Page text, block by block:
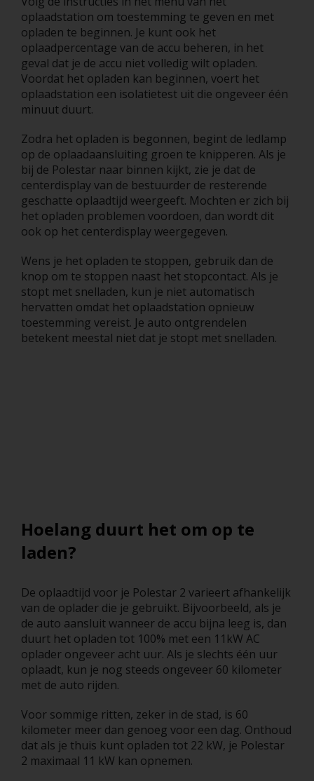
oplaadstation om toestemming te geven en met
opladen te beginnen. Je kunt ook het
oplaadpercentage van de accu beheren, in het
geval dat je de accu niet volledig wilt opladen.
Voordat het opladen kan beginnen, voert het
oplaadstation een isolatietest uit die ongeveer één
minuut duurt.
Zodra het opladen is begonnen, begint de ledlamp
op de oplaadaansluiting groen te knipperen. Als je
bij de Polestar naar binnen kijkt, zie je dat de
centerdisplay van de bestuurder de resterende
geschatte oplaadtijd weergeeft. Mochten er zich bij
het opladen problemen voordoen, dan wordt dit
ook op het centerdisplay weergegeven.
Wens je het opladen te stoppen, gebruik dan de
knop om te stoppen naast het stopcontact. Als je
stopt met snelladen, kun je niet automatisch
hervatten omdat het oplaadstation opnieuw
toestemming vereist. Je auto ontgrendelen
betekent meestal niet dat je stopt met snelladen.
Hoelang duurt het om op te
laden?
De oplaadtijd voor je Polestar 2 varieert afhankelijk
van de oplader die je gebruikt. Bijvoorbeeld, als je
de auto aansluit wanneer de accu bijna leeg is, dan
duurt het opladen tot 100% met een 11kW AC
oplader ongeveer acht uur. Als je slechts één uur
oplaadt, kun je nog steeds ongeveer 60 kilometer
met de auto rijden.
Voor sommige ritten, zeker in de stad, is 60
kilometer meer dan genoeg voor een dag. Onthoud
dat als je thuis kunt opladen tot 22 kW, je Polestar
2 maximaal 11 kW kan opnemen.